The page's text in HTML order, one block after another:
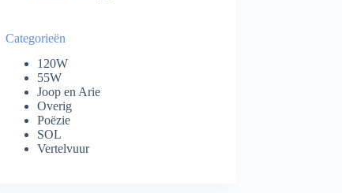
Categorieën
120W
55W
Joop en Arie
Overig
Poëzie
SOL
Vertelvuur